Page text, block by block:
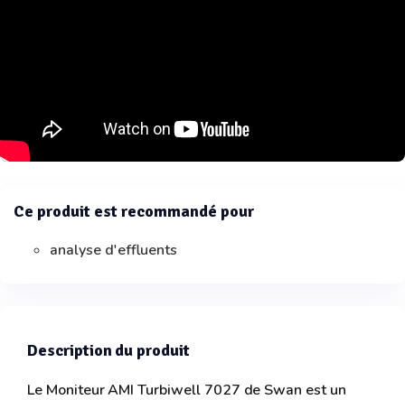
Ce produit est recommandé pour
analyse d'effluents
Description du produit
Le Moniteur AMI Turbiwell 7027 de Swan est un